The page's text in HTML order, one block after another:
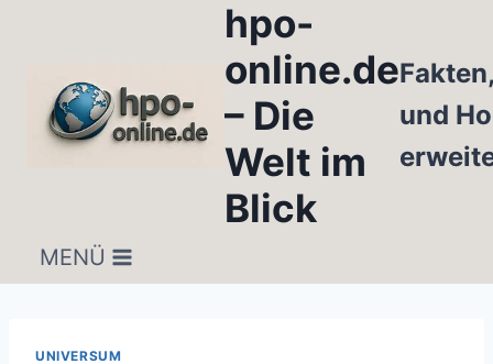
hpo-
online.de
– Die
Welt im
Blick
und
MENÜ
UNIVERSUM